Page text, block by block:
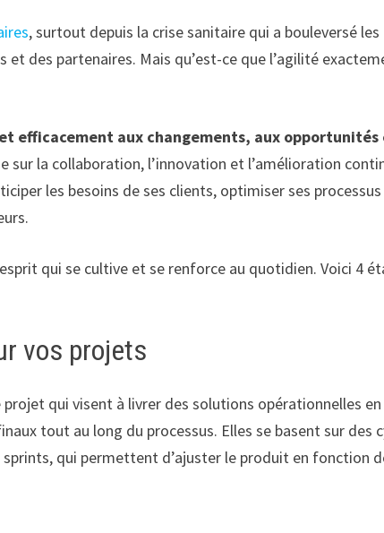
, surtout depuis la crise sanitaire qui a bouleversé les
des partenaires. Mais qu’est-ce que l’agilité
efficacement aux changements, aux opportunités
sur la collaboration, l’innovation et l’amélioration
les besoins de ses clients, optimiser ses processus
qui se cultive et se renforce au quotidien. Voici 4
vos projets
qui visent à livrer des solutions opérationnelles en
tout au long du processus. Elles se basent sur des
qui permettent d’ajuster le produit en fonction